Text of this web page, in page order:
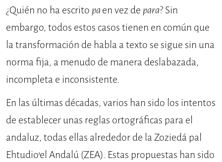
¿Quién no ha escrito paen vez de para? Sin
embargo, todos estos casos tienen en común que
la transformación de habla a texto se sigue sin una
norma fija, a menudo de manera deslabaza­da,
incompleta e inconsistente.
En las últimas décadas, va­rios han sido los intentos
de establecer unas reglas ortográficas para el
anda­luz, todas ellas alrededor de la Zoziedá pal
Ehtudio’el Andalú (ZEA). Estas pro­puestas han sido